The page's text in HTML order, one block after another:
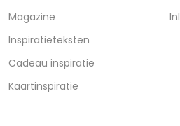
Magazine
Inspiratieteksten
Cadeau inspiratie
Kaartinspiratie